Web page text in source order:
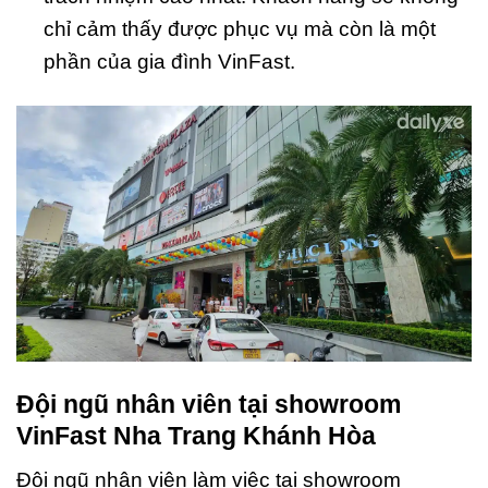
chỉ cảm thấy được phục vụ mà còn là một
phần của gia đình VinFast.
Đội ngũ nhân viên tại showroom
VinFast Nha Trang Khánh Hòa
Đội ngũ nhân viên làm việc tại showroom